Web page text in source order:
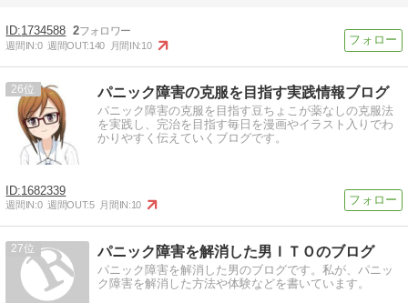
1734588 2
週間IN:0 週間OUT:140 月間IN:10
26 パニック障害の克服を目指す実践情報ブログ
パニック障害の克服を目指す豆ちょこが薬なしの克服法
を実践し、完治を目指す毎日を漫画やイラスト入りでわ
かりやすく伝えていくブログです。
1682339
週間IN:0 週間OUT:5 月間IN:10
27 パニック障害を解消した男ＩＴＯのブログ
パニック障害を解消した男のブログです。私が、パニッ
ク障害を解消した方法や体験などを書いています。